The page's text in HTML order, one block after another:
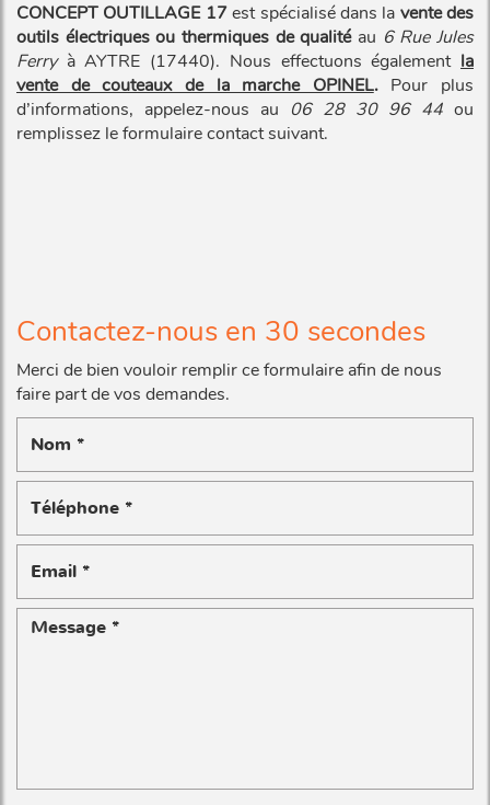
CONCEPT OUTILLAGE 17est spécialisé dans la vente des
outils électriques ou thermiques de qualité au 6 Rue Jules
Ferryà AYTRE (17440). Nous effectuons également la
vente de couteaux de la marche OPINEL.Pour plus
d’informations, appelez-nous au 06 28 30 96 44 ou
remplissez le formulaire contact suivant.
Contactez-nous en 30 secondes
Merci de bien vouloir remplir ce formulaire afin de nous
faire part de vos demandes.